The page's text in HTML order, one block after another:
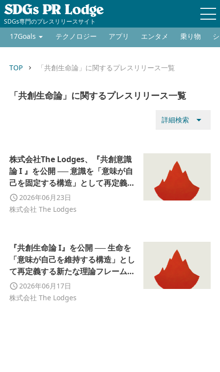
SDGs専門のプレスリリースサイト
17Goals テクノロジー アプリ エンタメ 乗り物
TOP keyboard_arrow_right 「共創生命論」に関するプレスリリース一覧
「共創生命論」に関するプレスリリース一覧
詳細検索 arrow_drop_down
株式会社The Lodges、『共創意識
論 I 』を公開 ── 意識を「意味が自
己を固定する構造」として再定義す
る新たな理論フレームを提示
2026年06月23日
株式会社 The Lodges
『共創生命論 I』を公開 ── 生命を
「意味が自己を維持する構造」とし
て再定義する新たな理論フレームを
提示2026年06月17日
株式会社 The Lodges